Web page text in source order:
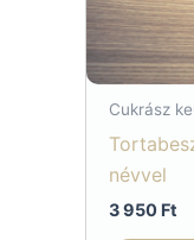
Cukrász
névvel
3 950 Ft